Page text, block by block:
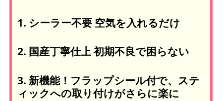
1. シーラー不要 空気を入れるだけ
2. 国産丁寧仕上 初期不良で困らない
3. 新機能！フラップシール付で、ステ
ィックへの取り付けがさらに楽に